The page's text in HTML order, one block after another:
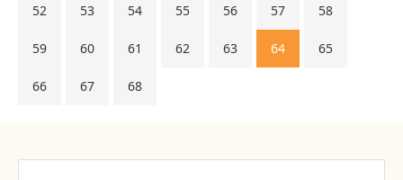
52 53 54 55 56 57 58
59 60 61 62 63 64 65
66 67 68